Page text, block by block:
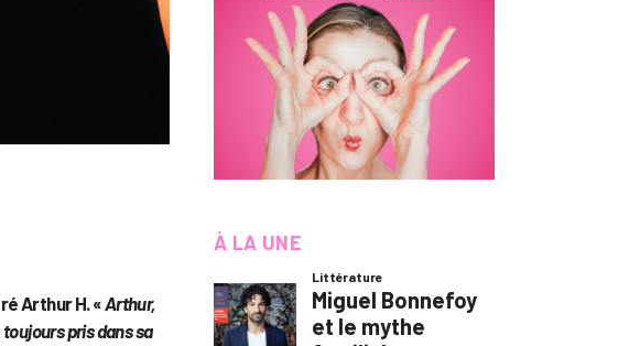
Arthur H. «Arthur,
toujours pris dans sa
À LA UNE